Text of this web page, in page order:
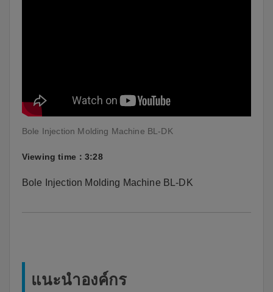
Bole Injection Molding Machine BL-DK
Viewing time：3:28
Bole Injection Molding Machine BL-DK
แนะนำองค์กร